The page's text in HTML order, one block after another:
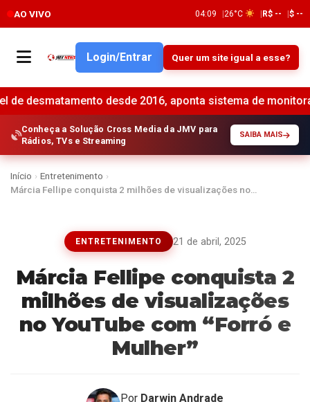
AO VIVO 04:09 26°C R$ -- $ --
Login/Entrar Quer um site igual a esse?
desde 2016, aponta sistema de monitoramento •
Conheça a Solução Cross Media da JMV para
Rádios, TVs e Streaming
SAIBA MAIS
Início › Entretenimento ›
Márcia Fellipe conquista 2 milhões de visualizações no…
ENTRETENIMENTO 21 de abril, 2025
Márcia Fellipe conquista 2
milhões de visualizações
no YouTube com “Forró e
Mulher”
Por Darwin Andrade